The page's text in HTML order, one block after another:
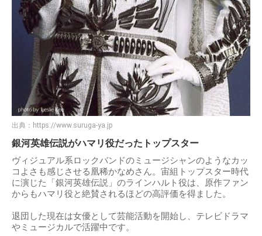
出典： https://www.suruga-ya.jp
銀河英雄伝説がハマリ役だったトップスター
ヴィジュアル系ロックバンドのミュージシャンのようなカッ
コよさも感じさせる凰稀かなめさん。宙組トップスター時代
に演じた「銀河英雄伝説」のラインハルト役は、原作ファン
からもハマリ役と絶賛されるほどの高評価を得ました。
退団した現在は女優として芸能活動を開始し、テレビドラマ
やミュージカルで活躍中です。